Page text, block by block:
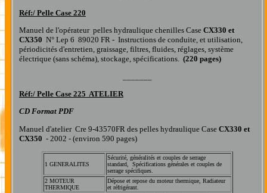
Réf:/ Pelle Case 220
Manuel de l'opérateur pelles hydraulique chenilles Case CX330 et
CX350 N° Lep 6 89020 FR - Instructions de conduite, et utilisation,
périodicités d'entretien, graissage, filtres, fluides, réglages, système
électrique (sans schéma), stockage, spécifications. (220 pages)
Réf:/ Pelle Case 225 ATELIER
CD Format PDF
Manuel d'atelier Cre 9-43570FR des pelles hydraulique Case CX330 et
CX350 - 2002 - (environ 590 pages)
1 GENERALITES
Sécurité, généralités et couples de serrage
standard, Spécifications générales et couples de
serrage spécifiques.
2 MOTEUR
THERMIQUE
Dépose et repose du moteur thermique, Radiateur
et réfrigérant.